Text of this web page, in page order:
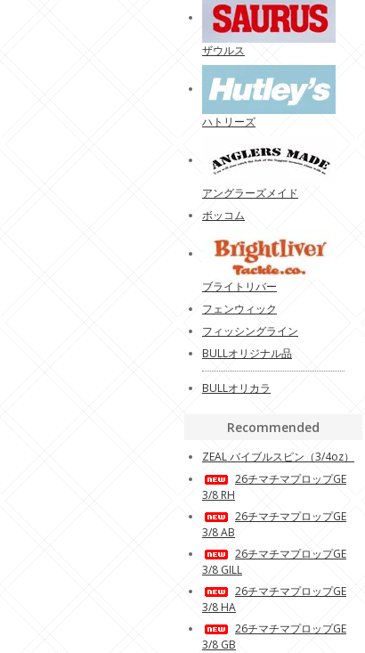
ザウルス
ハトリーズ
アングラーズメイド
ボッコム
ブライトリバー
フェンウィック
フィッシングライン
BULLオリジナル品
BULLオリカラ
Recommended
ZEAL バイブルスピン（3/4oz）
26チマチマプロップGE
3/8 RH
26チマチマプロップGE
3/8 AB
26チマチマプロップGE
3/8 GILL
26チマチマプロップGE
3/8 HA
26チマチマプロップGE
3/8 GB